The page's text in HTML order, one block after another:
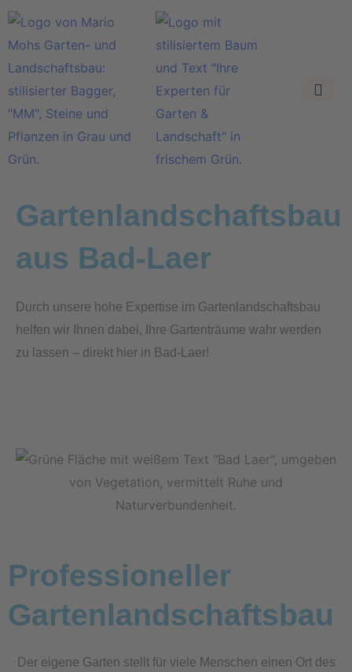
Gartenlandschaftsbau
aus Bad-Laer
Durch unsere hohe Expertise im Gartenlandschaftsbau
helfen wir Ihnen dabei, Ihre Gartenträume wahr werden
zu lassen – direkt hier in Bad-Laer!
Professioneller
Gartenlandschaftsbau
Der eigene Garten stellt für viele Menschen einen Ort des